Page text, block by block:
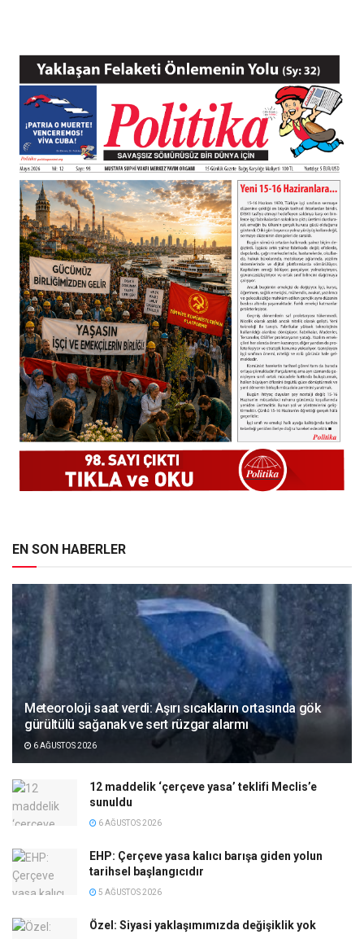
EN SON HABERLER
Meteoroloji saat verdi: Aşırı sıcakların ortasında gök
gürültülü sağanak ve sert rüzgar alarmı
6 AĞUSTOS 2026
12 maddelik ‘çerçeve yasa’ teklifi Meclis’e
sunuldu
6 AĞUSTOS 2026
EHP: Çerçeve yasa kalıcı barışa giden yolun
tarihsel başlangıcıdır
5 AĞUSTOS 2026
Özel: Siyasi yaklaşımımızda değişiklik yok